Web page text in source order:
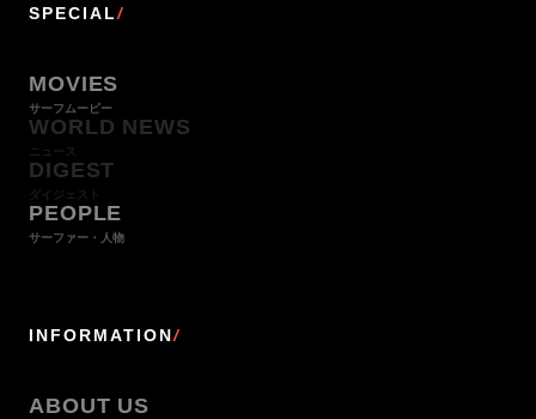
SPECIAL/
MOVIES
サーフムービー
WORLD NEWS
ニュース
DIGEST
ダイジェスト
PEOPLE
サーファー・人物
INFORMATION/
ABOUT US